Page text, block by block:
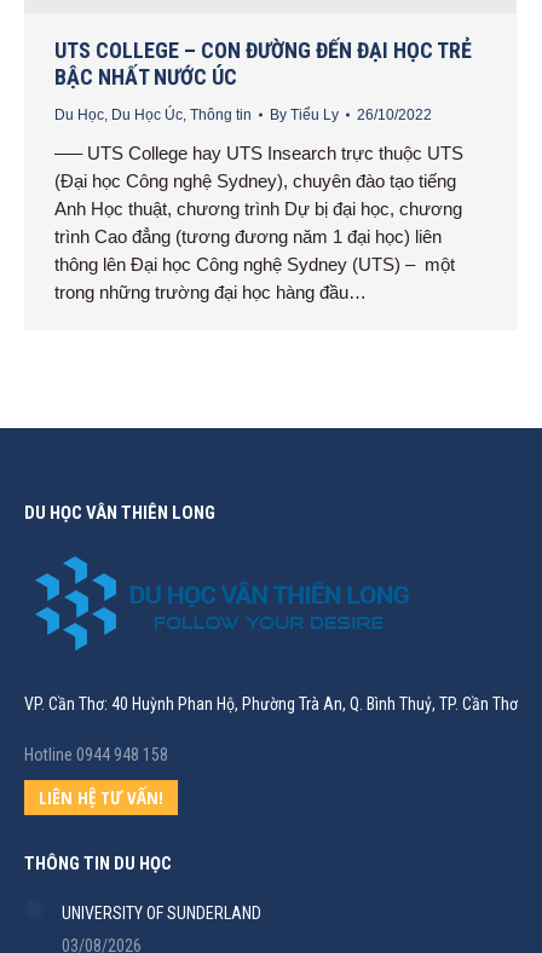
UTS COLLEGE – CON ĐƯỜNG ĐẾN ĐẠI HỌC TRẺ
BẬC NHẤT NƯỚC ÚC
Du Học, Du Học Úc, Thông tin By Tiểu Ly 26/10/2022
—– UTS College hay UTS Insearch trực thuộc UTS
(Đại học Công nghệ Sydney), chuyên đào tạo tiếng
Anh Học thuật, chương trình Dự bị đại học, chương
trình Cao đẳng (tương đương năm 1 đại học) liên
thông lên Đại học Công nghệ Sydney (UTS) – một
trong những trường đại học hàng đầu…
DU HỌC VÂN THIÊN LONG
VP. Cần Thơ: 40 Huỳnh Phan Hộ, Phường Trà An, Q. Bình Thuỷ, TP. Cần Thơ
Hotline 0944 948 158
LIÊN HỆ TƯ VẤN!
THÔNG TIN DU HỌC
UNIVERSITY OF SUNDERLAND
03/08/2026